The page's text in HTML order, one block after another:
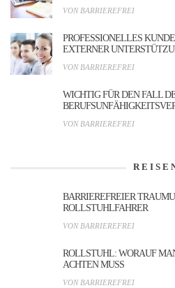
VON BARRIEREFREI
PROFESSIONELLES
EXTERNER
VON BARRIEREFREI
WICHTIG FÜR DEN FALL
VON BARRIEREFREI
BARRIEREFREIER
ROLLSTUHLFAHRER
VON BARRIEREFREI
ROLLSTUHL: WORAUF
ACHTEN MUSS
VON BARRIEREFREI